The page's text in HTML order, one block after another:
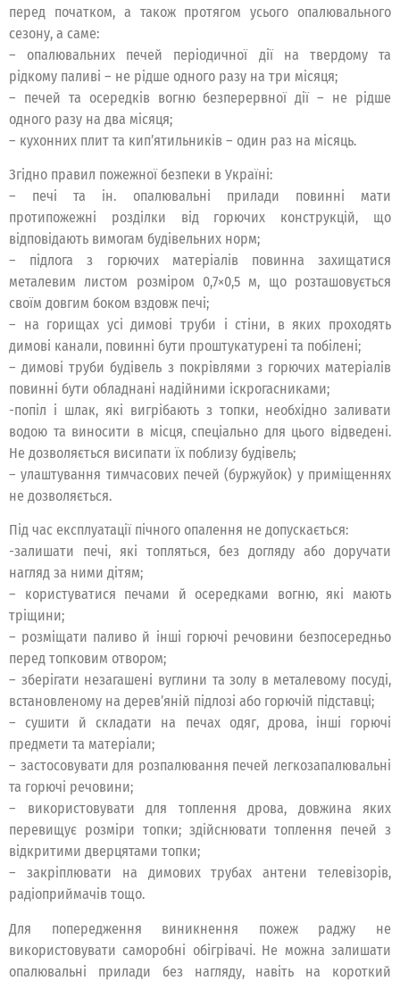
перед початком, а також протягом усього опалювального
сезону, а саме:
– опалювальних печей періодичної дії на твердому та
рідкому паливі – не рідше одного разу на три місяця;
– печей та осередків вогню безперервної дії – не рідше
одного разу на два місяця;
– кухонних плит та кип’ятильників – один раз на місяць.
Згідно правил пожежної безпеки в Україні:
– печі та ін. опалювальні прилади повинні мати
протипожежні розділки від горючих конструкцій, що
відповідають вимогам будівельних норм;
– підлога з горючих матеріалів повинна захищатися
металевим листом розміром 0,7×0,5 м, що розташовується
своїм довгим боком вздовж печі;
– на горищах усі димові труби і стіни, в яких проходять
димові канали, повинні бути проштукатурені та побілені;
– димові труби будівель з покрівлями з горючих матеріалів
повинні бути обладнані надійними іскрогасниками;
-попіл і шлак, які вигрібають з топки, необхідно заливати
водою та виносити в місця, спеціально для цього відведені.
Не дозволяється висипати їх поблизу будівель;
– улаштування тимчасових печей (буржуйок) у приміщеннях
не дозволяється.
Під час експлуатації пічного опалення не допускається:
-залишати печі, які топляться, без догляду або доручати
нагляд за ними дітям;
– користуватися печами й осередками вогню, які мають
тріщини;
– розміщати паливо й інші горючі речовини безпосередньо
перед топковим отвором;
– зберігати незагашені вуглини та золу в металевому посуді,
встановленому на дерев’яній підлозі або горючій підставці;
– сушити й складати на печах одяг, дрова, інші горючі
предмети та матеріали;
– застосовувати для розпалювання печей легкозапалювальні
та горючі речовини;
– використовувати для топлення дрова, довжина яких
перевищує розміри топки; здійснювати топлення печей з
відкритими дверцятами топки;
– закріплювати на димових трубах антени телевізорів,
радіоприймачів тощо.
Для попередження виникнення пожеж раджу не
використовувати саморобні обігрівачі. Не можна залишати
опалювальні прилади без нагляду, навіть на короткий